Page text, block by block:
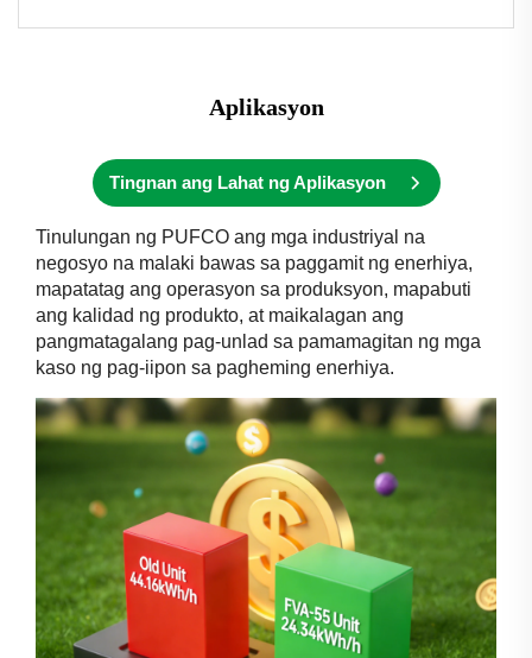
Aplikasyon
Tingnan ang Lahat ng Aplikasyon
Tinulungan ng PUFCO ang mga industriyal na
negosyo na malaki bawas sa paggamit ng enerhiya,
mapatatag ang operasyon sa produksyon, mapabuti
ang kalidad ng produkto, at maikalagan ang
pangmatagalang pag-unlad sa pamamagitan ng mga
kaso ng pag-iipon sa pagheming enerhiya.